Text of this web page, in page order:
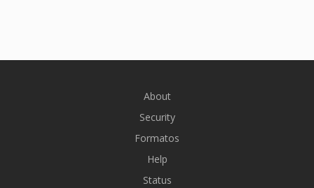
About
Security
Formatos
Help
Status